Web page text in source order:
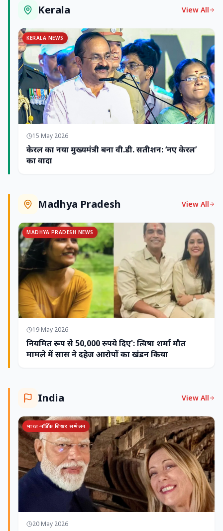
Kerala View All
KERALA NEWS
15 May 2026
केरल का नया मुख्यमंत्री बना वी.डी. सतीशन: ‘नए केरल’
का वादा
Madhya Pradesh View All
MADHYA PRADESH NEWS
19 May 2026
नियमित रूप से 50,000 रुपये दिए': त्विषा शर्मा मौत
मामले में सास ने दहेज आरोपों का खंडन किया
India View All
भारत-नॉर्डिक शिखर सम्मेलन
20 May 2026